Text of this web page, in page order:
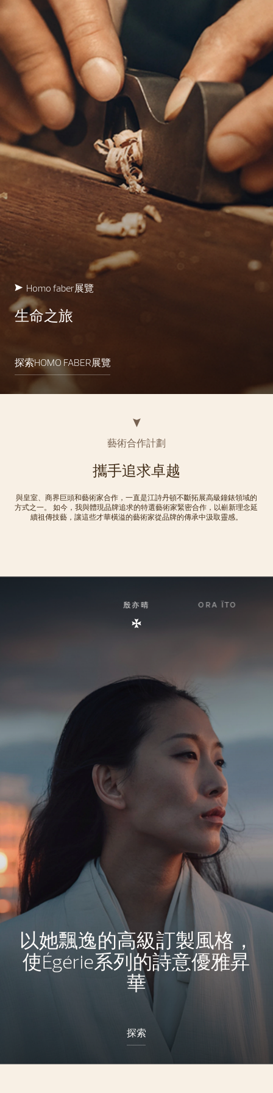
Homo faber展覽
生命之旅
探索HOMO FABER展覽
藝術合作計劃
攜手追求卓越
與皇室、商界巨頭和藝術家合作，一直是江詩丹頓不斷拓展高級鐘錶領域的
方式之一。 如今，我與體現品牌追求的特選藝術家緊密合作，以嶄新理念延
續祖傳技藝，讓這些才華橫溢的藝術家從品牌的傳承中汲取靈感。
殷亦晴 ORA ÏTO
以她飄逸的高級訂製風格，
使Égérie系列的詩意優雅昇
華
探索